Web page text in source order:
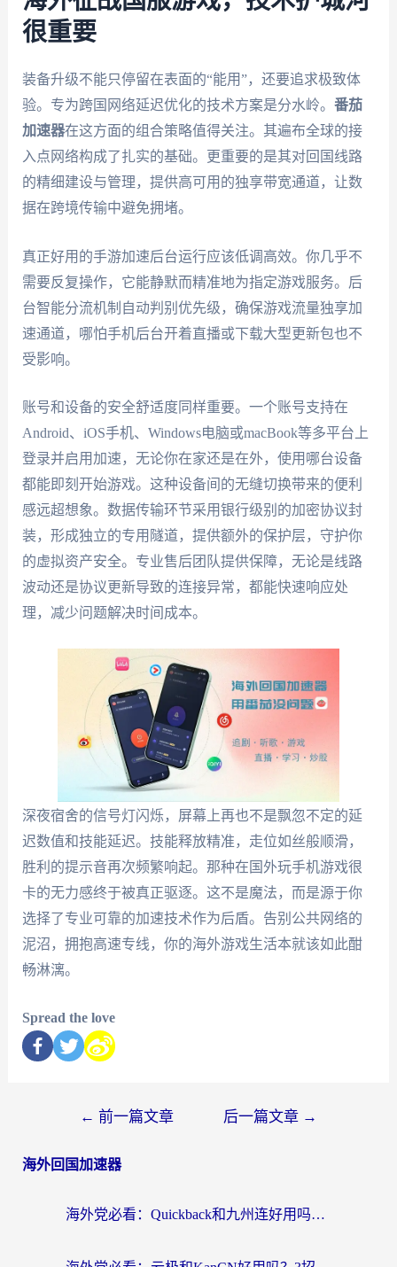
很重要
装备升级不能只停留在表面的“能用”，还要追求极致体
验。专为跨国网络延迟优化的技术方案是分水岭。 番茄
加速器在这方面的组合策略值得关注。其遍布全球的接
入点网络构成了扎实的基础。更重要的是其对回国线路
的精细建设与管理，提供高可用的独享带宽通道，让数
据在跨境传输中避免拥堵。
真正好用的手游加速后台运行应该低调高效。你几乎不
需要反复操作，它能静默而精准地为指定游戏服务。后
台智能分流机制自动判别优先级，确保游戏流量独享加
速通道，哪怕手机后台开着直播或下载大型更新包也不
受影响。
账号和设备的安全舒适度同样重要。一个账号支持在
Android、iOS手机、Windows电脑或macBook等多平台上
登录并启用加速，无论你在家还是在外，使用哪台设备
都能即刻开始游戏。这种设备间的无缝切换带来的便利
感远超想象。数据传输环节采用银行级别的加密协议封
装，形成独立的专用隧道，提供额外的保护层，守护你
的虚拟资产安全。专业售后团队提供保障，无论是线路
波动还是协议更新导致的连接异常，都能快速响应处
理，减少问题解决时间成本。
深夜宿舍的信号灯闪烁，屏幕上再也不是飘忽不定的延
迟数值和技能延迟。技能释放精准，走位如丝般顺滑，
胜利的提示音再次频繁响起。那种在国外玩手机游戏很
卡的无力感终于被真正驱逐。这不是魔法，而是源于你
选择了专业可靠的加速技术作为后盾。告别公共网络的
泥沼，拥抱高速专线，你的海外游戏生活本就该如此酣
畅淋漓。
Spread the love
← 前一篇文章 后一篇文章 →
海外回国加速器
海外党必看：Quickback和九州连好用吗？3步选对回国加速器实现无缝刷国内资源